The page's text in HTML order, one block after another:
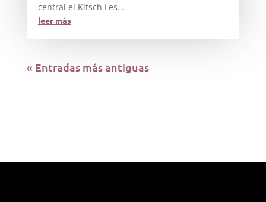
central el Kitsch Les...
leer más
« Entradas más antiguas